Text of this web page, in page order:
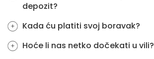
depozit?
Kada ću platiti svoj boravak?
Hoće li nas netko dočekati u vili?